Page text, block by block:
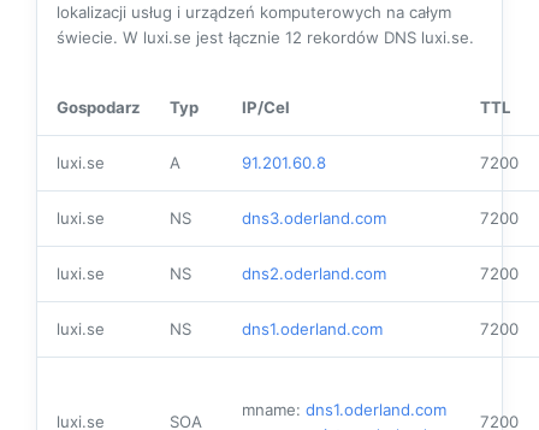
lokalizacji usług i urządzeń komputerowych na całym
świecie. W luxi.se jest łącznie 12 rekordów DNS luxi.se.
Gospodarz Typ IP/Cel TTL
luxi.se A 91.201.60.8 7200
luxi.se NS dns3.oderland.com 7200
luxi.se NS dns2.oderland.com 7200
luxi.se NS dns1.oderland.com 7200
luxi.se SOA
mname: dns1.oderland.com
7200